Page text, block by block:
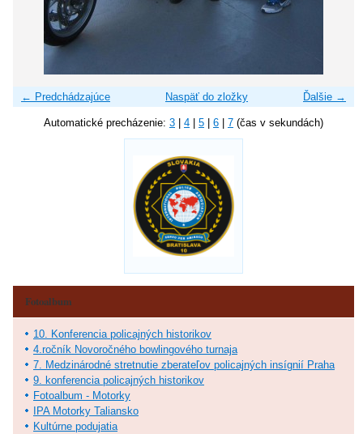
← Predchádzajúce Ďalšie →
Naspäť do zložky
Automatické precházenie: 3 4 5 6 7 (čas v sekundách)
Fotoalbum
10. Konferencia policajných historikov
4.ročník Novoročného bowlingového turnaja
7. Medzinárodné stretnutie zberateľov policajných insígnií Praha
9. konferencia policajných historikov
Fotoalbum - Motorky
IPA Motorky Taliansko
Kultúrne podujatia